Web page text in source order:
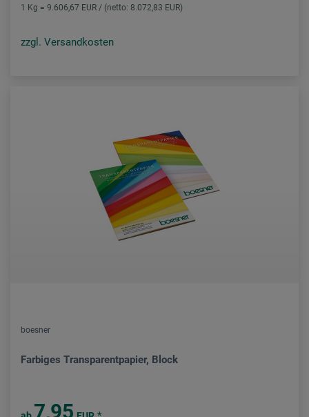
1 Kg = 9.606,67 EUR / (netto: 8.072,83 EUR)
zzgl. Versandkosten
boesner
Farbiges Transparentpapier, Block
7,95